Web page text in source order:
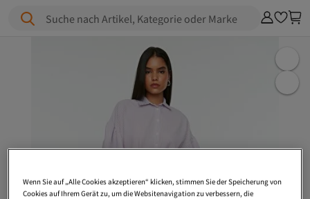
Suche nach Artikel, Kategorie oder Marke
Wenn Sie auf „Alle Cookies akzeptieren“ klicken, stimmen Sie der Speicherung von
Cookies auf Ihrem Gerät zu, um die Websitenavigation zu verbessern, die